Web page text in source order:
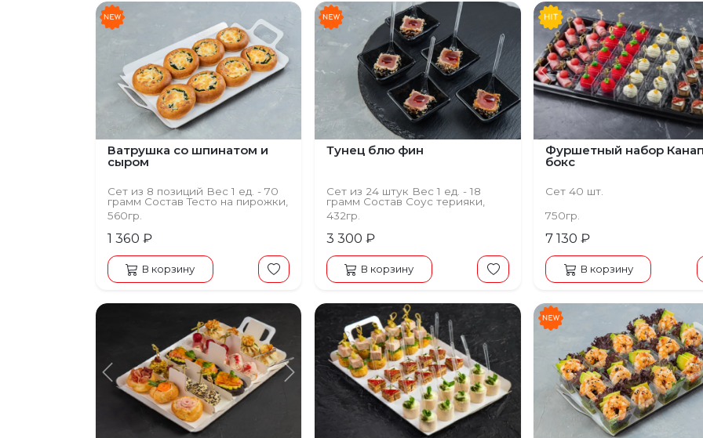
Ватрушка со шпинатом и
сыром
Сет из 8 позиций Вес 1 ед. - 70
грамм Состав Тесто на пирожки,
шпинат, сыр
560гр.
1 360 ₽
В корзину
Тунец блю фин
Сет из 24 штук Вес 1 ед. - 18
грамм Состав Соус терияки,
кунжут, тунец филе блю фин
432гр.
3 300 ₽
В корзину
Предыдущий
Фуршетный набор
бокс
Сет 40 шт.
750гр.
7 130 ₽
В корзину
Предыдущий Следующий